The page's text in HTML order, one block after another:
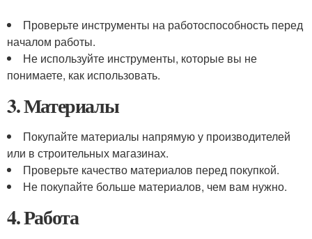
Проверьте инструменты на работоспособность перед
началом работы.
Не используйте инструменты, которые вы не
понимаете, как использовать.
3. Материалы
Покупайте материалы напрямую у производителей
или в строительных магазинах.
Проверьте качество материалов перед покупкой.
Не покупайте больше материалов, чем вам нужно.
4. Работа